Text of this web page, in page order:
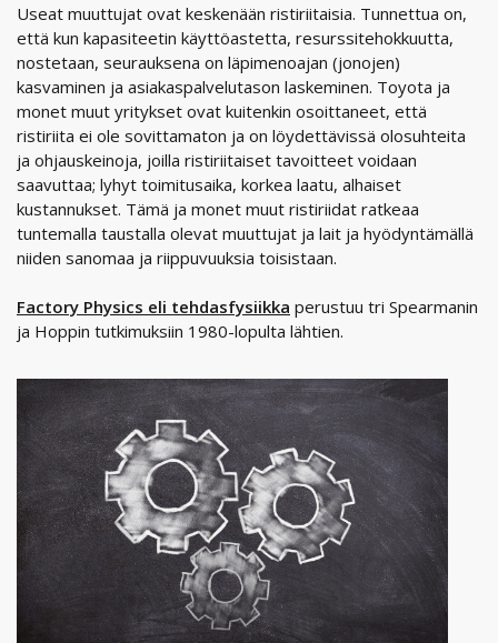
Useat muuttujat ovat keskenään ristiriitaisia. Tunnettua on,
että kun kapasiteetin käyttöastetta, resurssitehokkuutta,
nostetaan, seurauksena on läpimenoajan (jonojen)
kasvaminen ja asiakaspalvelutason laskeminen. Toyota ja
monet muut yritykset ovat kuitenkin osoittaneet, että
ristiriita ei ole sovittamaton ja on löydettävissä olosuhteita
ja ohjauskeinoja, joilla ristiriitaiset tavoitteet voidaan
saavuttaa; lyhyt toimitusaika, korkea laatu, alhaiset
kustannukset. Tämä ja monet muut ristiriidat ratkeaa
tuntemalla taustalla olevat muuttujat ja lait ja hyödyntämällä
niiden sanomaa ja riippuvuuksia toisistaan.
Factory Physics eli tehdasfysiikka perustuu tri Spearmanin
ja Hoppin tutkimuksiin 1980-lopulta lähtien.